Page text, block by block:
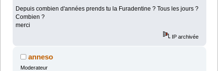
Depuis combien d'années prends tu la Furadentine ? Tous les jours ?
Combien ?
merci
IP archivée
anneso
Moderateur